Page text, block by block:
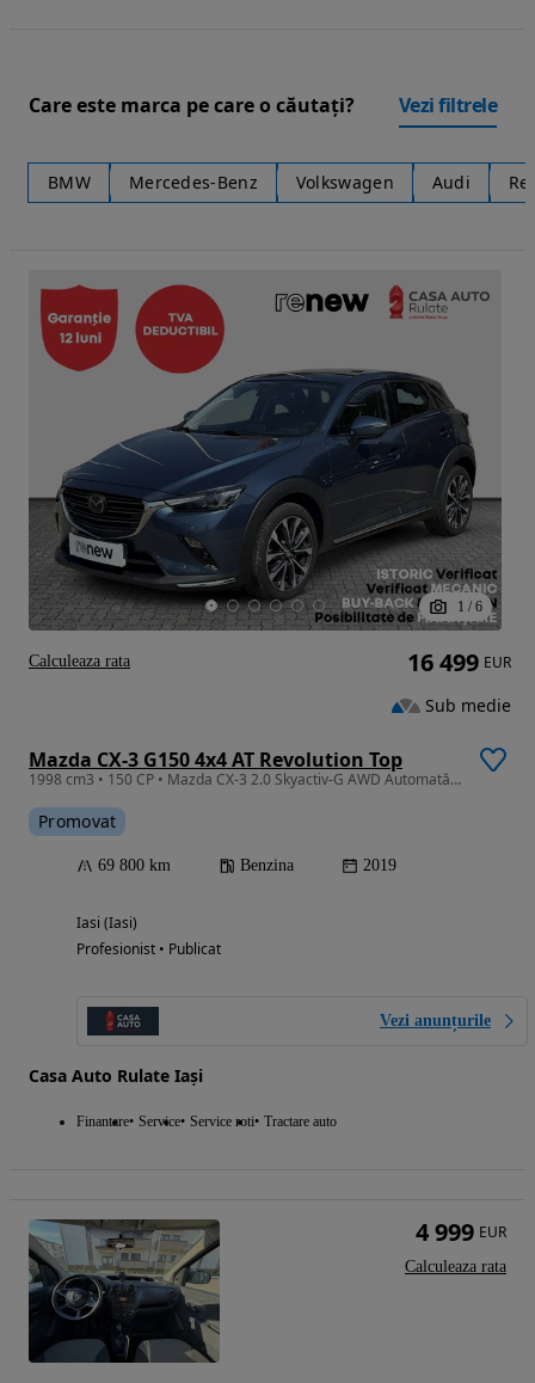
Care este marca pe care o căutați? Vezi filtrele
BMW Mercedes-Benz Volkswagen Audi
1 / 6
Mazda CX-3 G150 4x4 AT Revolution Top
1998 cm3 • 150 CP • Mazda CX-3 2.0 Skyactiv-G AWD Automată – 150 CP
Promovat
69 800 km Benzina 2019
Iasi (Iasi)
Profesionist • Publicat
Vezi anunțurile
Casa Auto Rulate Iași
Finantare Service Service roti Tractare auto
16 499 EUR
Sub medie
Calculeaza rata
4 999 EUR
Calculeaza rata